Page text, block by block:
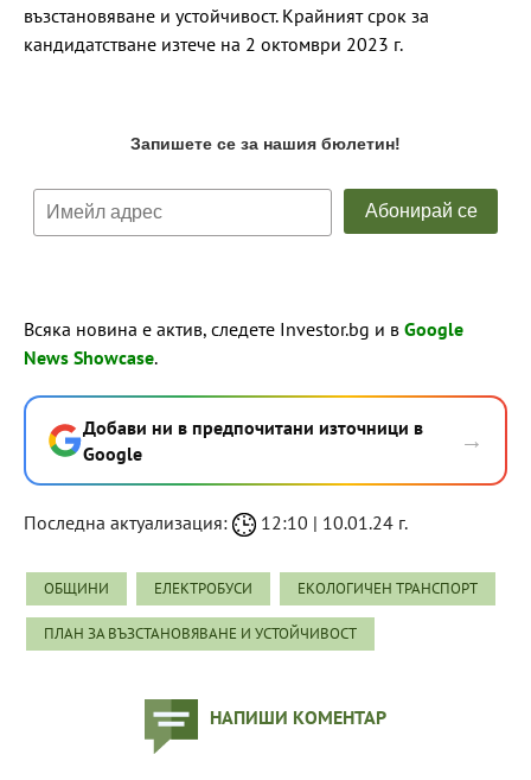
възстановяване и устойчивост. Крайният срок за
кандидатстване изтече на 2 октомври 2023 г.
Всяка новина е актив, следете Investor.bg и в Google
News Showcase.
Добави ни в предпочитани източници в
Google
→
Последна актуализация: 12:10 | 10.01.24 г.
ОБЩИНИ ЕЛЕКТРОБУСИ ЕКОЛОГИЧЕН ТРАНСПОРТ
ПЛАН ЗА ВЪЗСТАНОВЯВАНЕ И УСТОЙЧИВОСТ
НАПИШИ КОМЕНТАР